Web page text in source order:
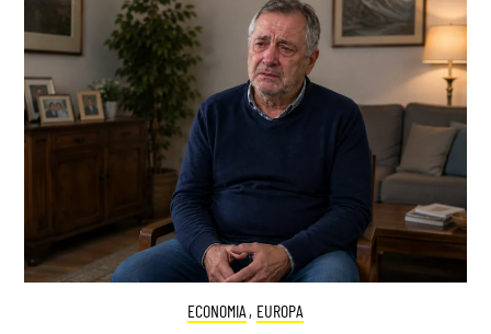
ECONOMIA , EUROPA